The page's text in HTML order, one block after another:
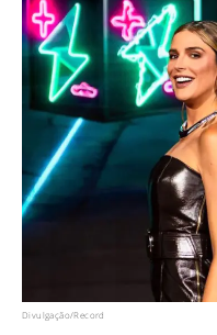
Divulgação/Record